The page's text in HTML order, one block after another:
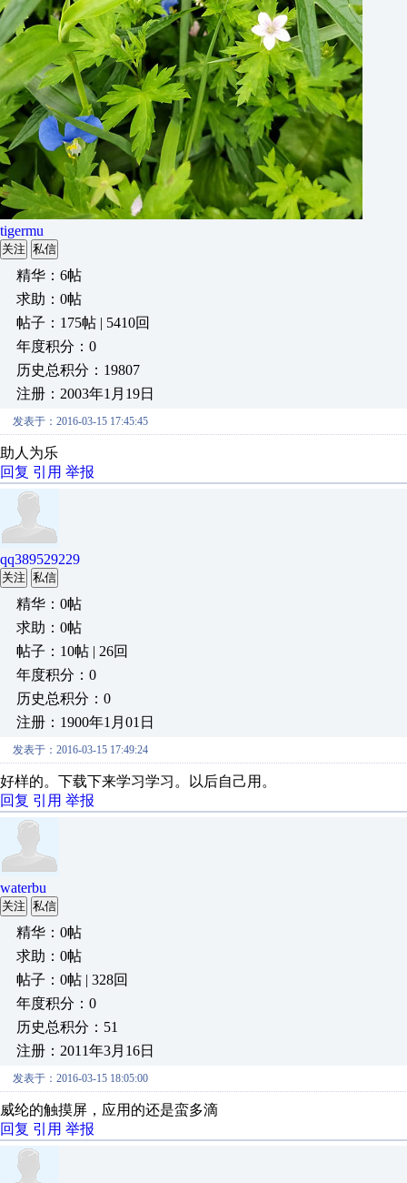
tigermu
关注 私信
精华：6帖
求助：0帖
帖子：175帖 | 5410回
年度积分：0
历史总积分：19807
注册：2003年1月19日
发表于：2016-03-15 17:45:45
助人为乐
回复 引用 举报
qq389529229
关注 私信
精华：0帖
求助：0帖
帖子：10帖 | 26回
年度积分：0
历史总积分：0
注册：1900年1月01日
发表于：2016-03-15 17:49:24
好样的。下载下来学习学习。以后自己用。
回复 引用 举报
waterbu
关注 私信
精华：0帖
求助：0帖
帖子：0帖 | 328回
年度积分：0
历史总积分：51
注册：2011年3月16日
发表于：2016-03-15 18:05:00
威纶的触摸屏，应用的还是蛮多滴
回复 引用 举报